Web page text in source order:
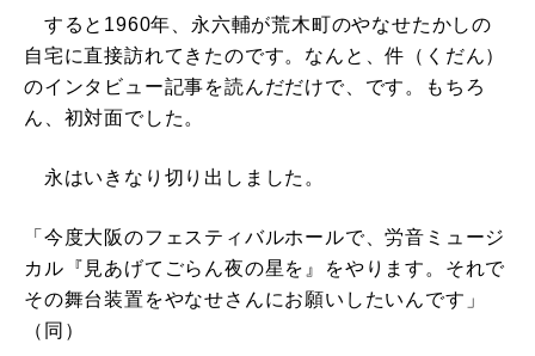
すると1960年、永六輔が荒木町のやなせたかしの
自宅に直接訪れてきたのです。なんと、件（くだん）
のインタビュー記事を読んだだけで、です。もちろ
ん、初対面でした。
永はいきなり切り出しました。
「今度大阪のフェスティバルホールで、労音ミュージ
カル『見あげてごらん夜の星を』をやります。それで
その舞台装置をやなせさんにお願いしたいんです」
（同）